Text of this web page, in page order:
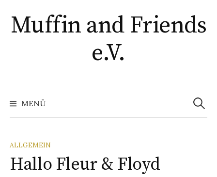
zum
Inhalt
Muffin and Friends
e.V.
MENÜ
Suchen
nach:
ALLGEMEIN
Hallo Fleur & Floyd